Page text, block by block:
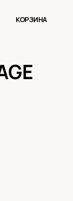
КОРЗИНА